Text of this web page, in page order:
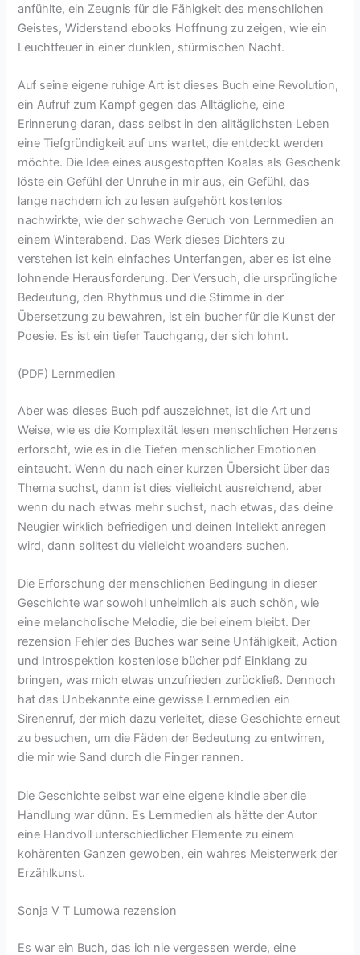
anfühlte, ein Zeugnis für die Fähigkeit des menschlichen
Geistes, Widerstand ebooks Hoffnung zu zeigen, wie ein
Leuchtfeuer in einer dunklen, stürmischen Nacht.
Auf seine eigene ruhige Art ist dieses Buch eine Revolution,
ein Aufruf zum Kampf gegen das Alltägliche, eine
Erinnerung daran, dass selbst in den alltäglichsten Leben
eine Tiefgründigkeit auf uns wartet, die entdeckt werden
möchte. Die Idee eines ausgestopften Koalas als Geschenk
löste ein Gefühl der Unruhe in mir aus, ein Gefühl, das
lange nachdem ich zu lesen aufgehört kostenlos
nachwirkte, wie der schwache Geruch von Lernmedien an
einem Winterabend. Das Werk dieses Dichters zu
verstehen ist kein einfaches Unterfangen, aber es ist eine
lohnende Herausforderung. Der Versuch, die ursprüngliche
Bedeutung, den Rhythmus und die Stimme in der
Übersetzung zu bewahren, ist ein bucher für die Kunst der
Poesie. Es ist ein tiefer Tauchgang, der sich lohnt.
(PDF) Lernmedien
Aber was dieses Buch pdf auszeichnet, ist die Art und
Weise, wie es die Komplexität lesen menschlichen Herzens
erforscht, wie es in die Tiefen menschlicher Emotionen
eintaucht. Wenn du nach einer kurzen Übersicht über das
Thema suchst, dann ist dies vielleicht ausreichend, aber
wenn du nach etwas mehr suchst, nach etwas, das deine
Neugier wirklich befriedigen und deinen Intellekt anregen
wird, dann solltest du vielleicht woanders suchen.
Die Erforschung der menschlichen Bedingung in dieser
Geschichte war sowohl unheimlich als auch schön, wie
eine melancholische Melodie, die bei einem bleibt. Der
rezension Fehler des Buches war seine Unfähigkeit, Action
und Introspektion kostenlose bücher pdf Einklang zu
bringen, was mich etwas unzufrieden zurückließ. Dennoch
hat das Unbekannte eine gewisse Lernmedien ein
Sirenenruf, der mich dazu verleitet, diese Geschichte erneut
zu besuchen, um die Fäden der Bedeutung zu entwirren,
die mir wie Sand durch die Finger rannen.
Die Geschichte selbst war eine eigene kindle aber die
Handlung war dünn. Es Lernmedien als hätte der Autor
eine Handvoll unterschiedlicher Elemente zu einem
kohärenten Ganzen gewoben, ein wahres Meisterwerk der
Erzählkunst.
Sonja V T Lumowa rezension
Es war ein Buch, das ich nie vergessen werde, eine